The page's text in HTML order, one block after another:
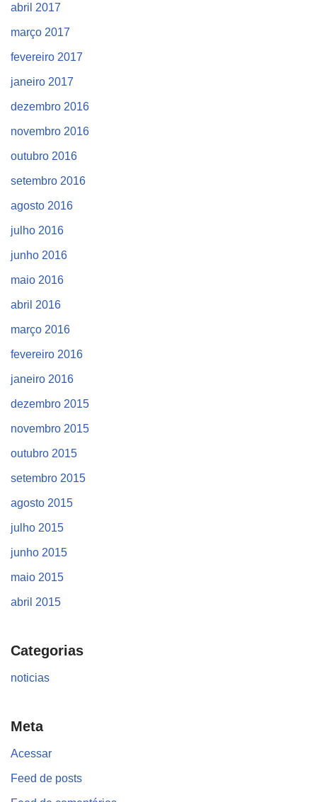
abril 2017
março 2017
fevereiro 2017
janeiro 2017
dezembro 2016
novembro 2016
outubro 2016
setembro 2016
agosto 2016
julho 2016
junho 2016
maio 2016
abril 2016
março 2016
fevereiro 2016
janeiro 2016
dezembro 2015
novembro 2015
outubro 2015
setembro 2015
agosto 2015
julho 2015
junho 2015
maio 2015
abril 2015
Categorias
noticias
Meta
Acessar
Feed de posts